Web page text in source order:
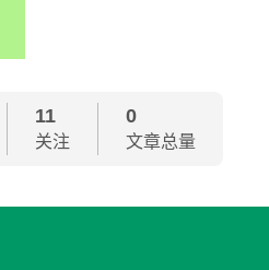
11
关注
0
文章总量